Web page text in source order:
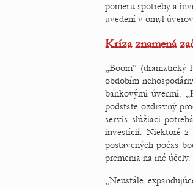
pomeru spotreby a
uvedení v omyl
Kríza znamená
„Boom“ (dramatický
obdobím
bankovými úvermi.
podstate ozdravný
servis slúžiaci
investícií. Niektoré z
postavených počas
premenia na iné
„Neustále